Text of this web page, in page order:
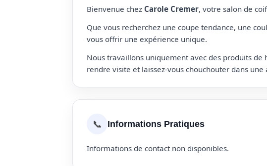
Bienvenue chez Carole Cremer, votre salon de
Que vous recherchez une coupe tendance, une
vous offrir une expérience unique.
Nous travaillons uniquement avec des produits
rendre visite et laissez-vous chouchouter dans
📞 Informations Pratiques
Informations de contact non disponibles.